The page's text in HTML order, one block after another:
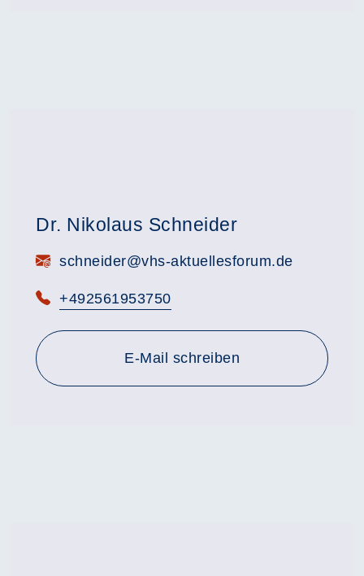
Dr. Nikolaus Schneider
E-Mail:schneider@vhs-aktuellesforum.de
Telefon:
+492561953750
E-Mail schreiben